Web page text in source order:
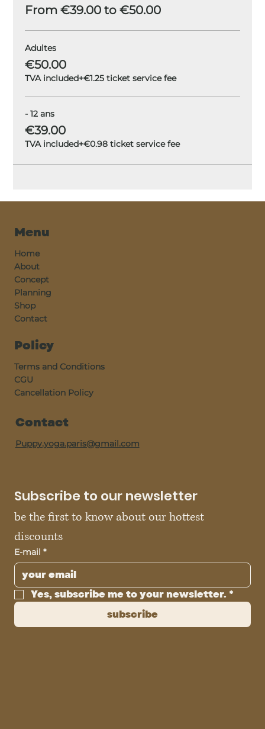
From €39.00 to €50.00
Adultes
€50.00
TVA included+€1.25 ticket service fee
- 12 ans
€39.00
TVA included+€0.98 ticket service fee
Menu
Home
About
Concept
Planning
Shop
Contact
Policy
Terms and Conditions
CGU
Cancellation Policy
Contact
Puppy.yoga.paris@gmail.com
Subscribe to our newsletter
be the first to know about our hottest
discounts
E-mail *
Yes, subscribe me to your newsletter. *
subscribe